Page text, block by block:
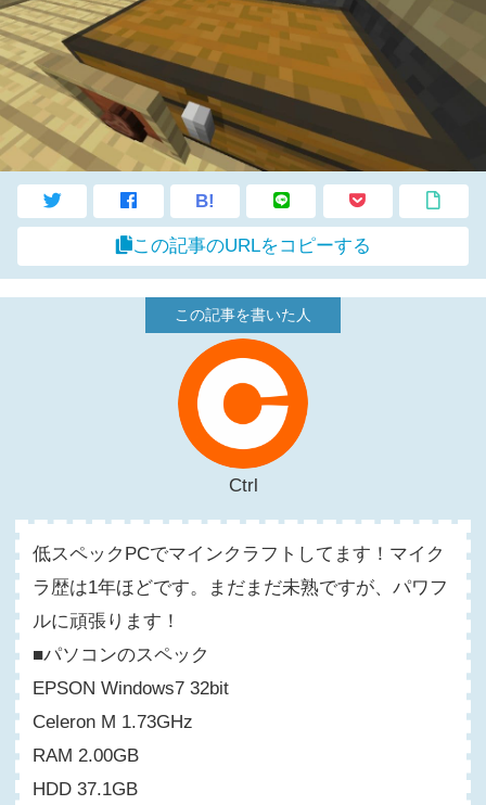
B!
この記事のURLをコピーする
Ctrl
低スペックPCでマインクラフトしてます！マイク
ラ歴は1年ほどです。まだまだ未熟ですが、パワフ
ルに頑張ります！
■パソコンのスペック
EPSON Windows7 32bit
Celeron M 1.73GHz
RAM 2.00GB
HDD 37.1GB